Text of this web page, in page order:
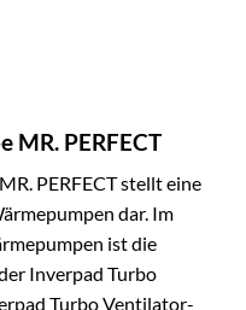
MR. PERFECT
PERFECT stellt eine
dar. Im
ist die
Inverpad Turbo
Turbo Ventilator-